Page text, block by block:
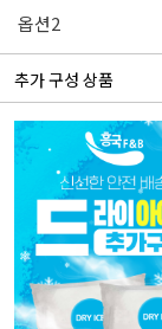
옵션2
추가 구성 상품